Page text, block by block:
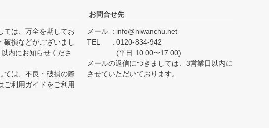
ップ
ては、万全を期してお
破損などがございまし
内にお知らせくださ
ては、不良・破損の際
ご利用ガイドをご利用
お問合せ先
メール
info@niwanchu.net
TEL
0120-834-942
(平日 10:00〜17:00)
メールの返信につきましては、3営業日以内に
させていただいております。